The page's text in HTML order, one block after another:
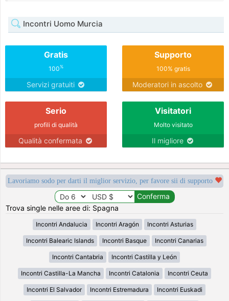
Incontri Uomo Murcia
Gratis
100%
Servizi gratuiti
Supporto
100% gratis
Moderatori in ascolto
Serio
profili di qualità
Qualità confermata
Visitatori
Molto visitato
Il migliore
Lavoriamo sodo per darti il miglior servizio, per favore sii di supporto
Trova single nelle aree di: Spagna
Incontri Andalucia Incontri Aragón Incontri Asturias
Incontri Balearic Islands Incontri Basque Incontri Canarias
Incontri Cantabria Incontri Castilla y León
Incontri Castilla-La Mancha Incontri Catalonia Incontri Ceuta
Incontri El Salvador Incontri Estremadura Incontri Euskadi